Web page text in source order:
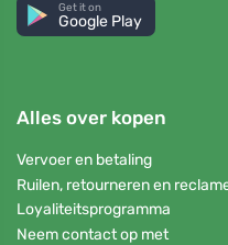
Get it on
Google Play
Alles over kopen
Vervoer en betaling
Ruilen, retourneren en
Loyaliteitsprogramma
Neem contact op met